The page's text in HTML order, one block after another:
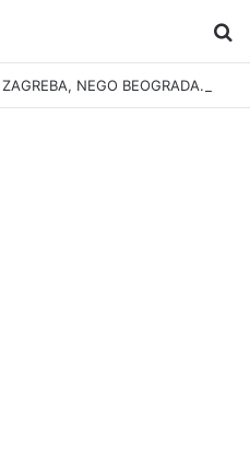
KOLONA NIJE KRENULA IZ ZAGREBA, NEGO BEOGRADA – NIKAKVI MITOVI NE MOGU PROMIJENITI ISTINU